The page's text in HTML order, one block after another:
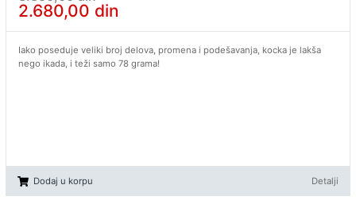
2.680,00 din
Iako poseduje veliki broj delova, promena i podešavanja, kocka je lakša
nego ikada, i teži samo 78 grama!
Dodaj u korpu Detalji